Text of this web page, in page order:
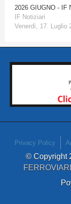
2026 GIUGNO - IF
IF Notiziari
Venerdì, 17. Luglio
Privacy Policy
© Copyright